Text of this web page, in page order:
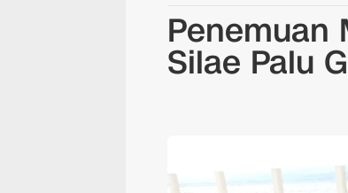
Penemuan
Silae Palu